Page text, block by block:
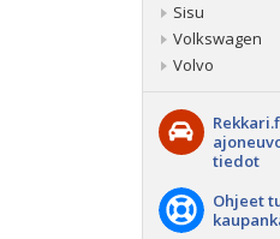
Sisu
Volkswagen
Volvo
tiedot
Ohjeet